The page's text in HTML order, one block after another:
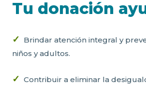
Tu donación
✓ Brindar atención integral y
niños y adultos.
✓ Contribuir a eliminar la